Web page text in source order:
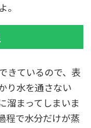
。
きているので、表
り水を通さない
溜まってしまいま
程で水分だけが蒸